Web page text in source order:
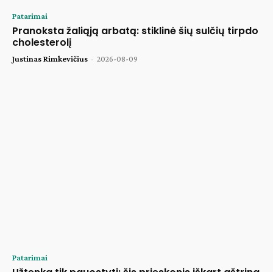
Patarimai
Pranoksta žaliąją arbatą: stiklinė šių sulčių tirpdo
cholesterolį
Justinas Rimkevičius - 2026-08-09
Patarimai